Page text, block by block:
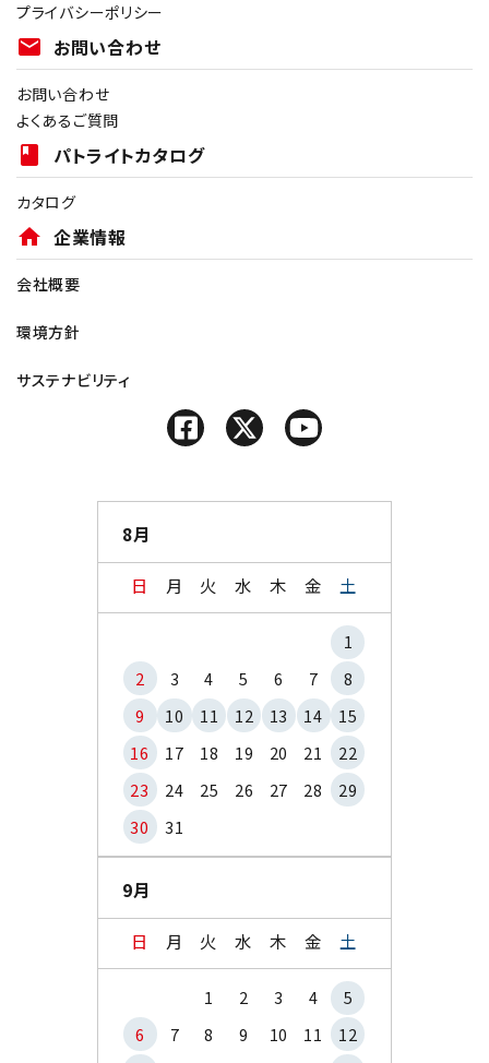
プライバシーポリシー
mail お問い合わせ
お問い合わせ
よくあるご質問
book パトライトカタログ
カタログ
home 企業情報
会社概要
環境方針
サステナビリティ
8月
日 月 火 水 木 金 土
1
2
3 4 5 6 7
8
9
10 11 12 13 14
15
16
17 18 19 20 21
22
23
24 25 26 27 28
29
30
31
9月
日 月 火 水 木 金 土
1 2 3 4
5
6
7 8 9 10 11
12